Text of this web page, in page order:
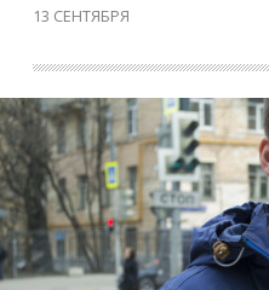
13 СЕНТЯБРЯ